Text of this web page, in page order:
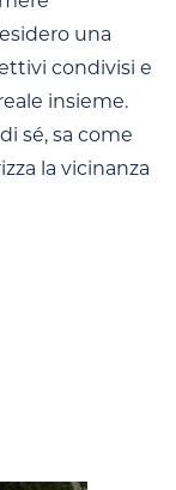
una
condivisi e
insieme.
sé, sa come
la vicinanza